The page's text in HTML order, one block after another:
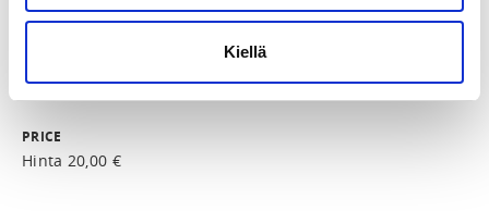
Kiellä
PRICE
Hinta 20,00 €